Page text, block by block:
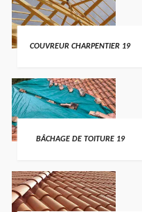
COUVREUR CHARPENTIER 19
BÂCHAGE DE TOITURE 19